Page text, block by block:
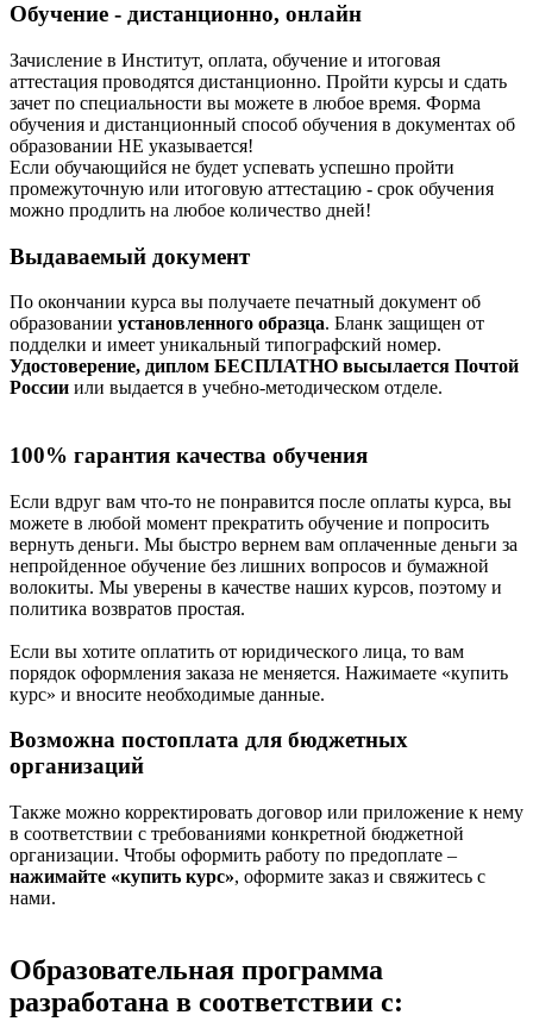
Обучение - дистанционно, онлайн
Зачисление в Институт, оплата, обучение и итоговая
аттестация проводятся дистанционно. Пройти курсы и сдать
зачет по специальности вы можете в любое время. Форма
обучения и дистанционный способ обучения в документах об
образовании НЕ указывается!
Если обучающийся не будет успевать успешно пройти
промежуточную или итоговую аттестацию - срок обучения
можно продлить на любое количество дней!
Выдаваемый документ
По окончании курса вы получаете печатный документ об
образовании установленного образца. Бланк защищен от
подделки и имеет уникальный типографский номер.
Удостоверение, диплом БЕСПЛАТНО высылается Почтой
России или выдается в учебно-методическом отделе.
100% гарантия качества обучения
Если вдруг вам что-то не понравится после оплаты курса, вы
можете в любой момент прекратить обучение и попросить
вернуть деньги. Мы быстро вернем вам оплаченные деньги за
непройденное обучение без лишних вопросов и бумажной
волокиты. Мы уверены в качестве наших курсов, поэтому и
политика возвратов простая.
Если вы хотите оплатить от юридического лица, то вам
порядок оформления заказа не меняется. Нажимаете «купить
курс» и вносите необходимые данные.
Возможна постоплата для бюджетных
организаций
Также можно корректировать договор или приложение к нему
в соответствии с требованиями конкретной бюджетной
организации. Чтобы оформить работу по предоплате –
нажимайте «купить курс», оформите заказ и свяжитесь с
нами.
Образовательная программа
разработана в соответствии с: